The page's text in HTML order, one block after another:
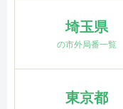
埼玉県
の市外局番一覧
東京都